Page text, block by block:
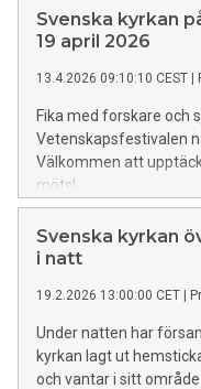
Svenska kyrkan
19 april 2026
13.4.2026 09:10:10 CEST |
Fika med forskare och
Vetenskapsfestivalen
Välkommen att
möts!
Svenska kyrkan
i natt
19.2.2026 13:00:00 CET |
Under natten har
kyrkan lagt ut
och vantar i sitt